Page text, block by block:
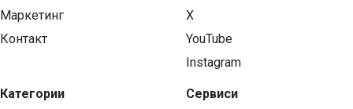
Маркетинг
Контакт
Категории
X
YouTube
Instagram
Сервиси